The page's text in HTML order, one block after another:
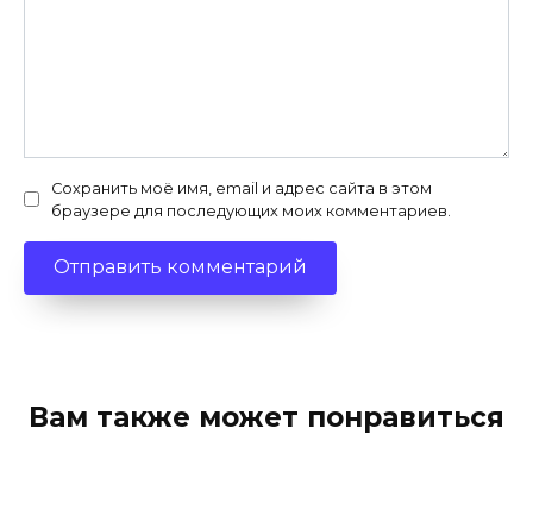
Сохранить моё имя, email и адрес сайта в этом
браузере для последующих моих комментариев.
Вам также может понравиться